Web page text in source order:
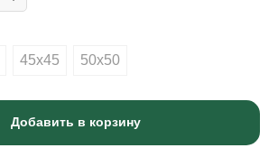
45х45 50х50
Добавить в корзину